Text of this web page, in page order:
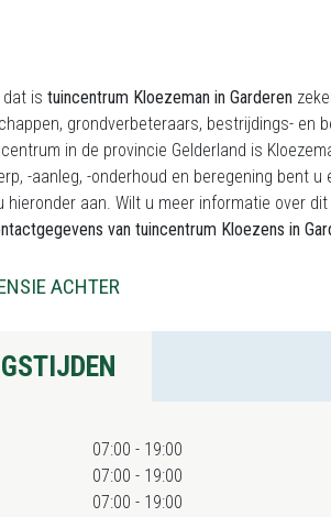
dat is tuincentrum Kloezeman in Garderen
grondverbeteraars, bestrijdings- en
in de provincie Gelderland is
-aanleg, -onderhoud en beregening bent u
hieronder aan. Wilt u meer informatie over
van tuincentrum Kloezens in
ACHTER
07:00 - 19:00
07:00 - 19:00
07:00 - 19:00